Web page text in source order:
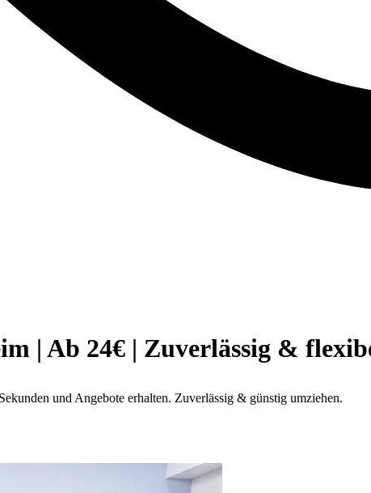
| Ab 24€ | Zuverlässig &
und Angebote erhalten. Zuverlässig & günstig umziehen.